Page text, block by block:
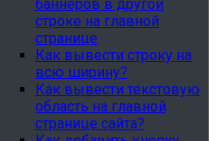
баннеров в другой
строке на главной
странице
Как вывести строку на
всю ширину?
Как вывести текстовую
область на главной
странице сайта?